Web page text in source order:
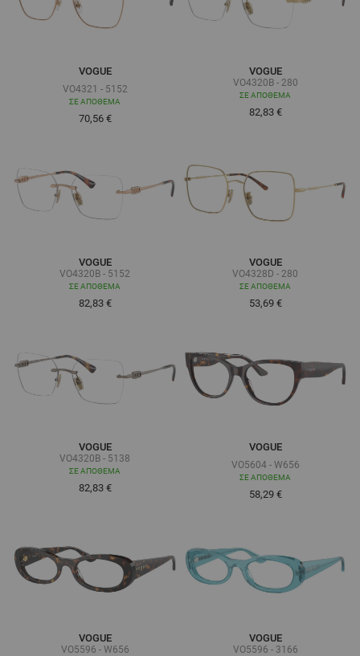
VOGUE
VO4321 - 5152
ΣΕ ΑΠΌΘΕΜΑ
Τόσο χαμηλά όσο
70,56 €
VOGUE
VO4320B - 280
ΣΕ ΑΠΌΘΕΜΑ
82,83 €
VOGUE
VO4320B - 5152
ΣΕ ΑΠΌΘΕΜΑ
82,83 €
VOGUE
VO4328D - 280
ΣΕ ΑΠΌΘΕΜΑ
53,69 €
VOGUE
VO4320B - 5138
ΣΕ ΑΠΌΘΕΜΑ
82,83 €
VOGUE
VO5604 - W656
ΣΕ ΑΠΌΘΕΜΑ
Τόσο χαμηλά όσο
58,29 €
VOGUE
VO5596 - W656
VOGUE
VO5596 - 3166